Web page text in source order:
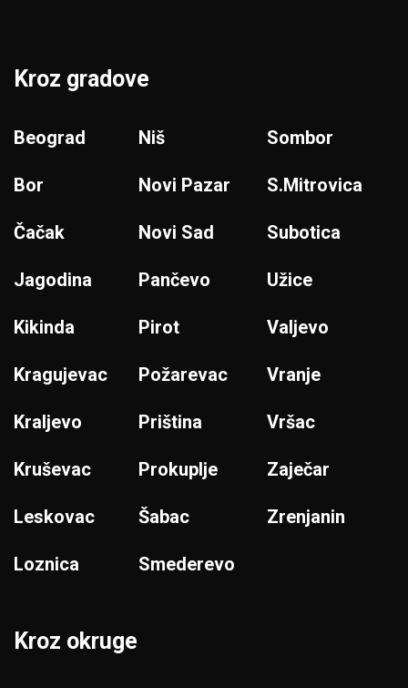
Kroz gradove
Beograd
Bor
Čačak
Jagodina
Kikinda
Kragujevac
Kraljevo
Kruševac
Leskovac
Loznica
Niš
Novi Pazar
Novi Sad
Pančevo
Pirot
Požarevac
Priština
Prokuplje
Šabac
Smederevo
Sombor
S.Mitrovica
Subotica
Užice
Valjevo
Vranje
Vršac
Zaječar
Zrenjanin
Kroz okruge